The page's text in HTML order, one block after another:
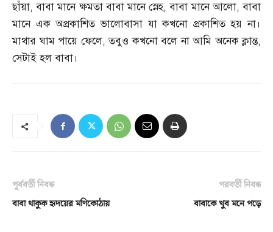
ছাঁয়া,বাবা মানে ক্ষমতা বাবা মানে স্নেহ,বাবা মানে আলো,বাবা
মানে এক অপ্রকাশিত ভালোবাসা যা কখনো প্রকাশিত হয় না।
মাথার ঘাম পায়ে ফেলে,তবুও কখনো বলে না আমি অনেক ক্লান্ত,
সেটাই হল বাবা।
পূর্ববর্তী নিবন্ধ
বাবা থাকুক হৃদয়ের মণিকোঠায়
পরবর্তী নিবন্ধ
বাবাকে খুব মনে পড়ে